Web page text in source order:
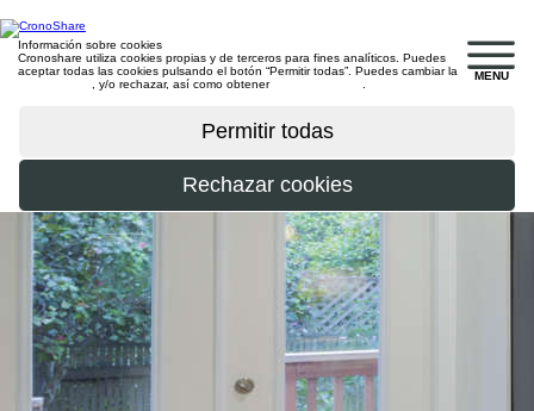
MENU
Información sobre cookies
Cronoshare utiliza cookies propias y de terceros para fines analíticos. Puedes
aceptar todas las cookies pulsando el botón “Permitir todas”. Puedes cambiar la
, y/o rechazar, así como obtener